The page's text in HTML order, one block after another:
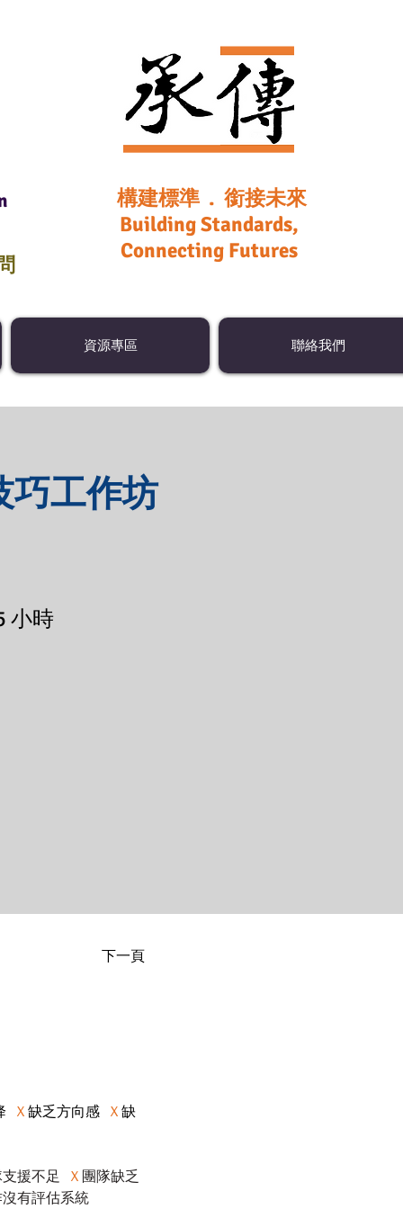
構建標準 . 銜接未來
Building Standards,
Connecting Futures
資源專區 聯絡我們
巧工作坊
小時
下一頁
Ｘ 缺乏方向感 Ｘ 缺
支援不足 Ｘ 團隊缺乏
有評估系統